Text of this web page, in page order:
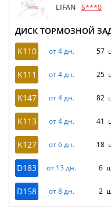
LIFAN S***0
ДИСК ТОРМОЗНОЙ
K110
от 4 дн. 57
K111 от 4 дн. 25
K147 от 4 дн. 82
K113 от 4 дн. 41
K127 от 6 дн. 18
D183 от 13 дн. 6
D158 от 8 дн. 2